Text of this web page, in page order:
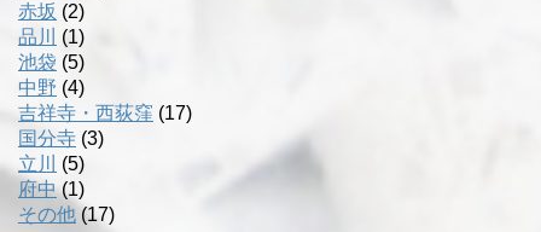
赤坂 (2)
品川
(1)
池袋 (5)
中野 (4)
吉祥寺・西荻窪 (17)
国分寺 (3)
立川
(5)
府中(1)
その他 (17)